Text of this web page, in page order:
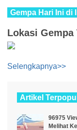
Gempa Hari Ini di
Lokasi Gempa
Selengkapnya>>
Artikel
96975
Melihat